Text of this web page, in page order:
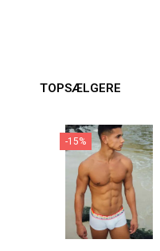
TOPSÆLGERE
-15%